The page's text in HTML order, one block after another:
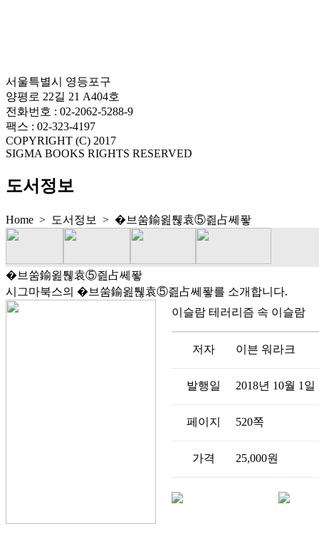
서울특별시 영등포구
양평로 22길 21 A404호
전화번호 : 02-2062-5288-9
팩스 : 02-323-4197
COPYRIGHT (C) 2017
SIGMA BOOKS RIGHTS RESERVED
도서정보
Home > 도서정보 > �브쑴鍮욆퉪袁⑤즲占쎄퐣
�브쑴鍮욆퉪袁⑤즲占쎄퐣
시그마북스의 �브쑴鍮욆퉪袁⑤즲占쎄퐣를 소개합니다.
이슬람 테러리즘 속 이슬람
저자 이븐 워라크
발행일 2018년 10월 1일
페이지 520쪽
가격 25,000원